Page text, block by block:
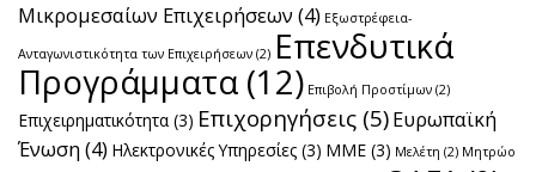
Μικρομεσαίων Επιχειρήσεων (4) Εξωστρέφεια-
Ανταγωνιστικότητα των Επιχειρήσεων (2) Επενδυτικά
Προγράμματα (12) Επιβολή Προστίμων (2)
Επιχειρηματικότητα (3) Επιχορηγήσεις (5)Ευρωπαϊκή
Ένωση(4) Ηλεκτρονικές Υπηρεσίες (3) ΜΜΕ (3) Μελέτη (2) Μητρώο